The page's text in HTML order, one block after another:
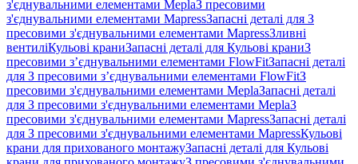
з'єднувальними елементами MeplaЗ пресовими
з'єднувальними елементами MapressЗапасні деталі для З
пресовими з'єднувальними елементами MapressЗливні
вентиліКульові краниЗапасні деталі для Кульові краниЗ
пресовими з’єднувальними елементами FlowFitЗапасні деталі
для З пресовими з’єднувальними елементами FlowFitЗ
пресовими з'єднувальними елементами MeplaЗапасні деталі
для З пресовими з'єднувальними елементами MeplaЗ
пресовими з'єднувальними елементами MapressЗапасні деталі
для З пресовими з'єднувальними елементами MapressКульові
крани для прихованого монтажуЗапасні деталі для Кульові